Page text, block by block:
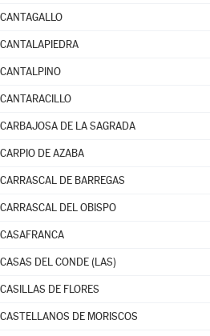
CANTAGALLO
CANTALAPIEDRA
CANTALPINO
CANTARACILLO
CARBAJOSA DE LA SAGRADA
CARPIO DE AZABA
CARRASCAL DE BARREGAS
CARRASCAL DEL OBISPO
CASAFRANCA
CASAS DEL CONDE (LAS)
CASILLAS DE FLORES
CASTELLANOS DE MORISCOS